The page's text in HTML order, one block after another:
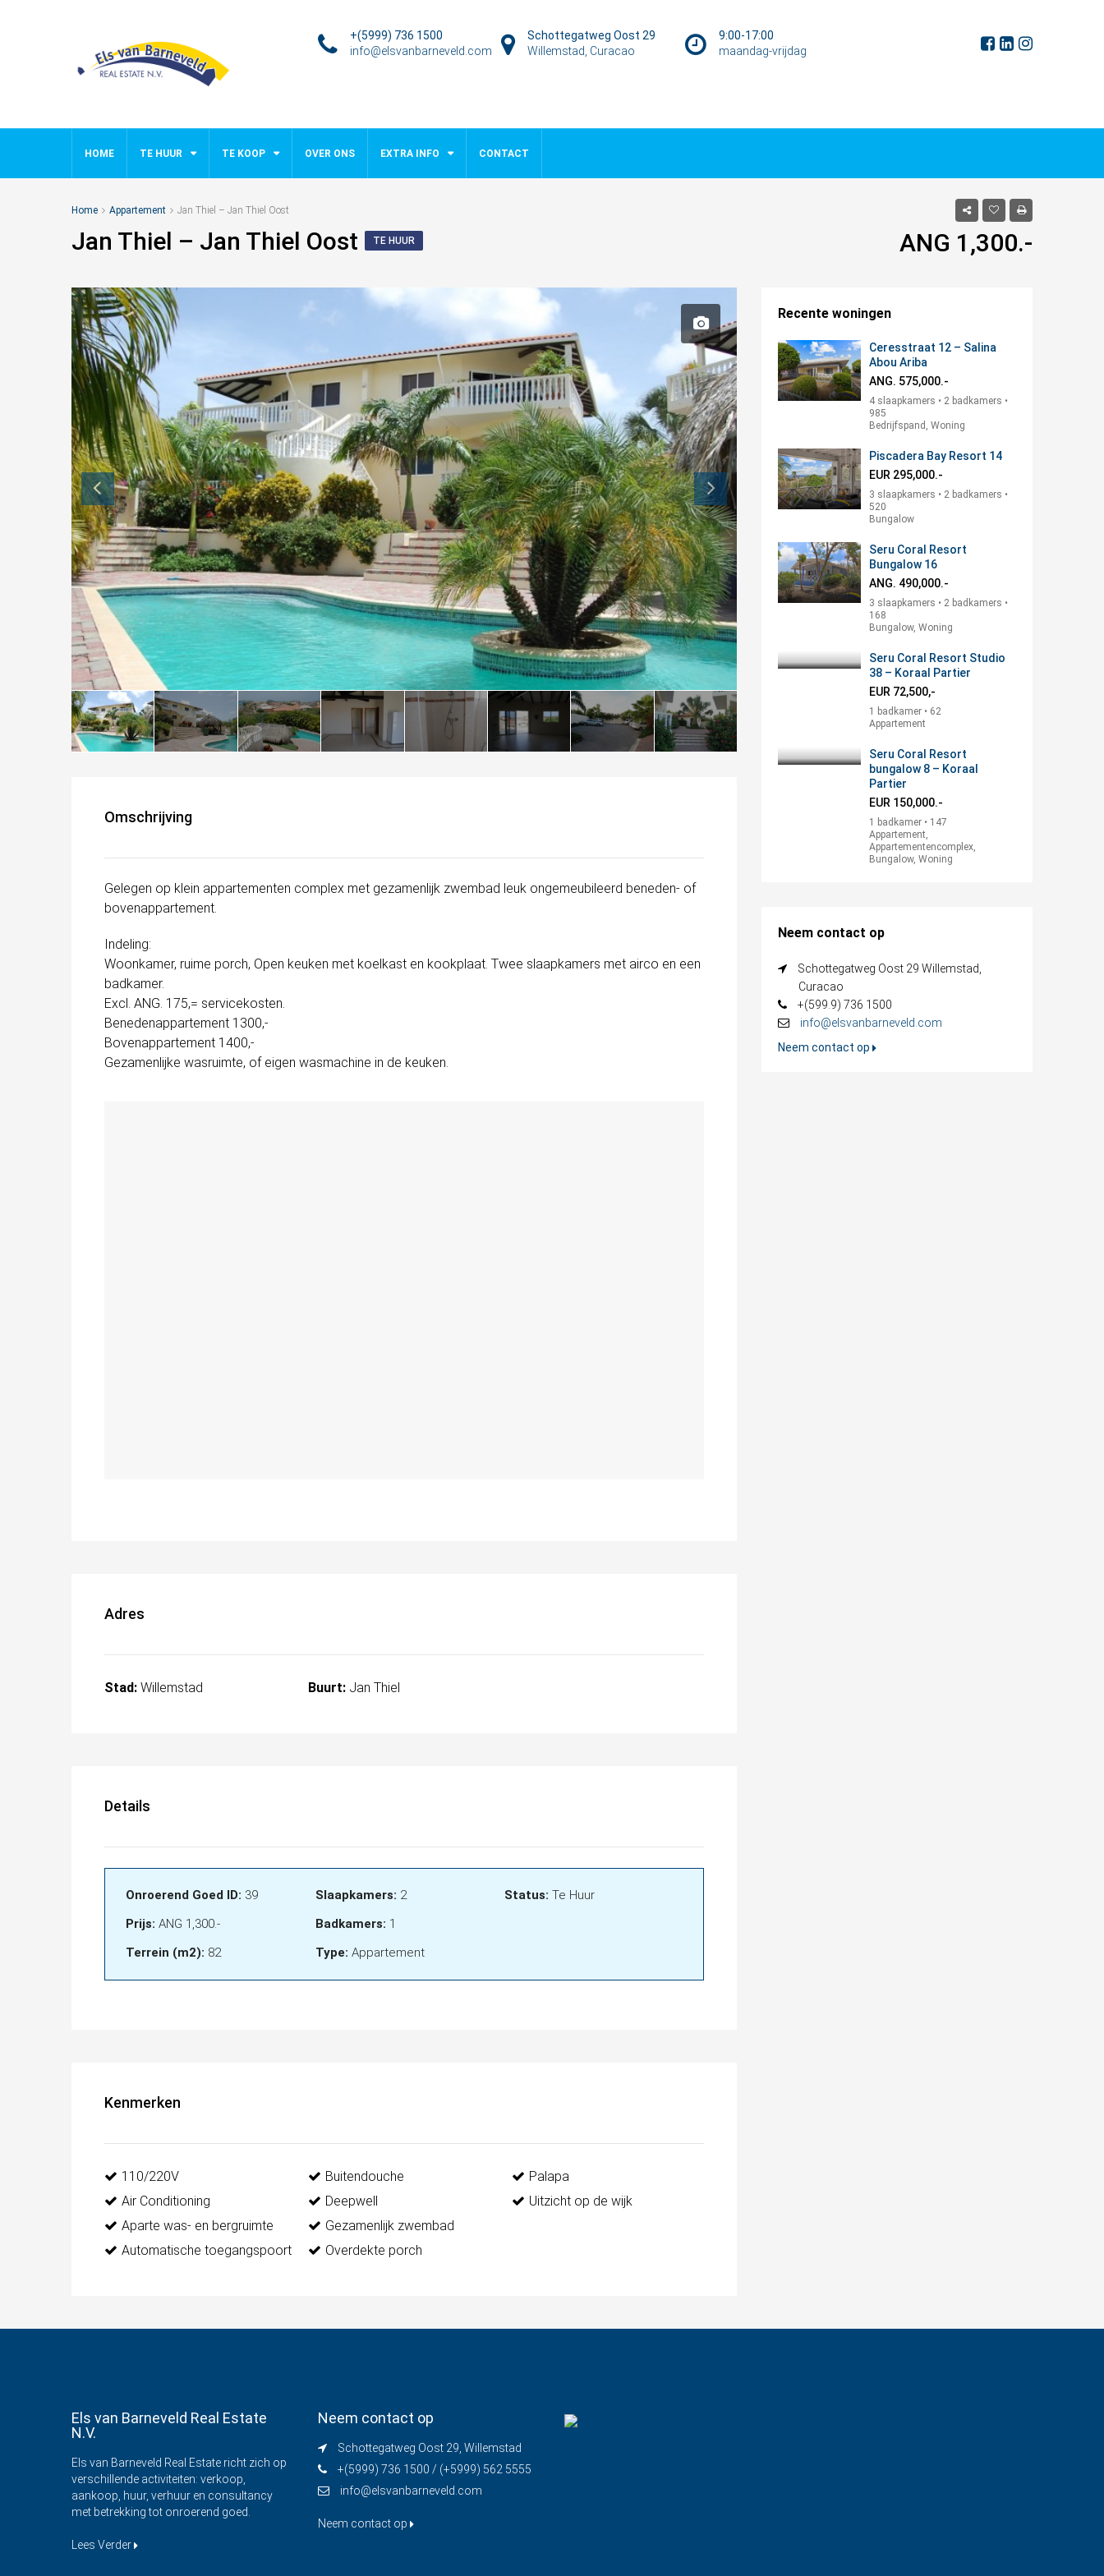
9:00-17:00
maandag-vrijdag
Schottegatweg Oost 29
Willemstad, Curacao
+(5999) 736 1500
info@elsvanbarneveld.com
HOME TE HUUR TE KOOP OVER ONS EXTRA INFO CONTACT
Home Appartement Jan Thiel – Jan Thiel Oost
Jan Thiel – Jan Thiel Oost TE HUUR ANG 1,300.-
Omschrijving
Gelegen op klein appartementen complex met gezamenlijk zwembad leuk ongemeubileerd beneden- of
bovenappartement.
Indeling:
Woonkamer, ruime porch, Open keuken met koelkast en kookplaat. Twee slaapkamers met airco en een
badkamer.
Excl. ANG. 175,= servicekosten.
Benedenappartement 1300,-
Bovenappartement 1400,-
Gezamenlijke wasruimte, of eigen wasmachine in de keuken.
Adres
Stad: Willemstad Buurt: Jan Thiel
Details
Onroerend Goed ID: 39
Prijs: ANG 1,300.-
Terrein (m2): 82
Slaapkamers: 2
Badkamers: 1
Type: Appartement
Status: Te Huur
Kenmerken
110/220V
Air Conditioning
Aparte was- en bergruimte
Automatische toegangspoort
Buitendouche
Deepwell
Gezamenlijk zwembad
Overdekte porch
Palapa
Uitzicht op de wijk
Recente woningen
Ceresstraat 12 – Salina
Abou Ariba
ANG. 575,000.-
4 slaapkamers • 2 badkamers •
985
Bedrijfspand, Woning
Piscadera Bay Resort 14
EUR 295,000.-
3 slaapkamers • 2 badkamers •
520
Bungalow
Seru Coral Resort
Bungalow 16
ANG. 490,000.-
3 slaapkamers • 2 badkamers •
168
Bungalow, Woning
Seru Coral Resort Studio
38 – Koraal Partier
EUR 72,500,-
1 badkamer • 62
Appartement
Seru Coral Resort
bungalow 8 – Koraal
Partier
EUR 150,000.-
1 badkamer • 147
Appartement,
Appartementencomplex,
Bungalow, Woning
Neem contact op
Schottegatweg Oost 29 Willemstad,
Curacao
+(599.9) 736 1500
info@elsvanbarneveld.com
Neem contact op
Els van Barneveld Real Estate
N.V.
Els van Barneveld Real Estate richt zich op
verschillende activiteiten: verkoop,
aankoop, huur, verhuur en consultancy
met betrekking tot onroerend goed.
Lees Verder
Neem contact op
Schottegatweg Oost 29, Willemstad
+(5999) 736 1500 / (+5999) 562 5555
info@elsvanbarneveld.com
Neem contact op